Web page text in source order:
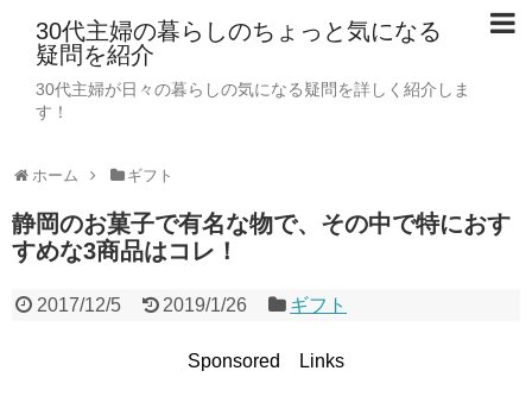
30代主婦の暮らしのちょっと気になる
疑問を紹介
30代主婦が日々の暮らしの気になる疑問を詳しく紹介しま
す！
ホーム ギフト
静岡のお菓子で有名な物で、その中で特におす
すめな3商品はコレ！
2017/12/5 2019/1/26 ギフト
Sponsored Links